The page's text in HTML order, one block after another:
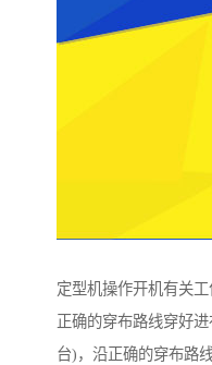
定型机操作开机有关工
正确的穿布路线穿好
台)，沿正确的穿布路